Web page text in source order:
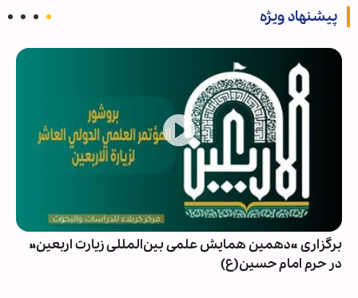
پیشنهاد ویژه
برگزاری «دهمین همایش علمی بین‌المللی زیارت اربعین»
در حرم امام حسین(ع)